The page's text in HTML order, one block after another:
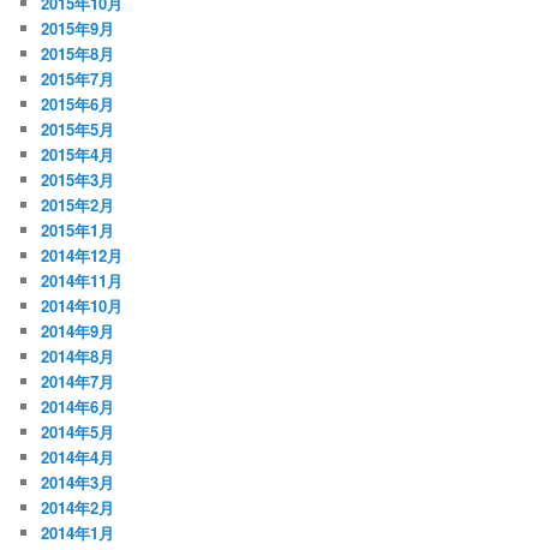
2015年9月
2015年8月
2015年7月
2015年6月
2015年5月
2015年4月
2015年3月
2015年2月
2015年1月
2014年12月
2014年11月
2014年10月
2014年9月
2014年8月
2014年7月
2014年6月
2014年5月
2014年4月
2014年3月
2014年2月
2014年1月